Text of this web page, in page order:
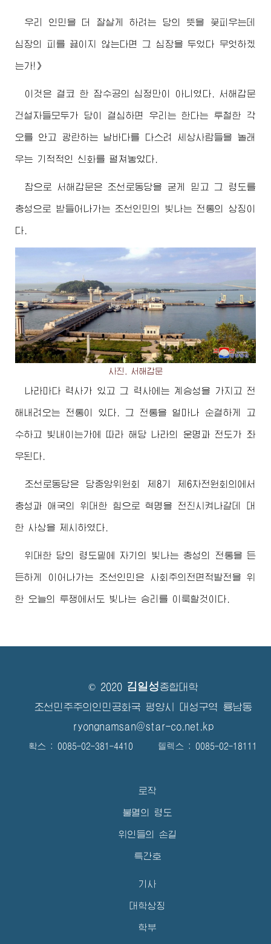
우리 인민을 더 잘살게 하려는 당의 뜻을 꽃피우는데
심장의 피를 끓이지 않는다면 그 심장을 두었다 무엇하겠
는가!》
이것은 결코 한 잠수공의 심정만이 아니였다. 서해갑문
건설자들모두가 당이 결심하면 우리는 한다는 투철한 각
오를 안고 광란하는 날바다를 다스려 세상사람들을 놀래
우는 기적적인 신화를 펼쳐놓았다.
참으로 서해갑문은 조선로동당을 굳게 믿고 그 령도를
충성으로 받들어나가는 조선인민의 빛나는 전통의 상징이
다.
사진. 서해갑문
나라마다 력사가 있고 그 력사에는 계승성을 가지고 전
해내려오는 전통이 있다. 그 전통을 얼마나 순결하게 고
수하고 빛내이는가에 따라 해당 나라의 운명과 전도가 좌
우된다.
조선로동당은 당중앙위원회 제8기 제6차전원회의에서
충성과 애국의 위대한 힘으로 혁명을 전진시켜나갈데 대
한 사상을 제시하였다.
위대한 당의 령도밑에 자기의 빛나는 충성의 전통을 든
든하게 이어나가는 조선인민은 사회주의전면적발전을 위
한 오늘의 투쟁에서도 빛나는 승리를 이룩할것이다.
© 2020 김일성종합대학
조선민주주의인민공화국 평양시 대성구역 룡남동
ryongnamsan@star-co.net.kp
확스 : 0085-02-381-4410 텔렉스 : 0085-02-18111
로작
불멸의 령도
위인들의 손길
특간호
기사
대학상징
학부